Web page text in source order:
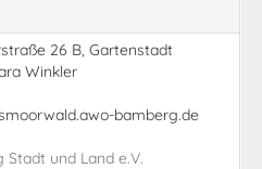
26 B, Gartenstadt
Winkler
bamberg.de
Stadt und Land e.V.